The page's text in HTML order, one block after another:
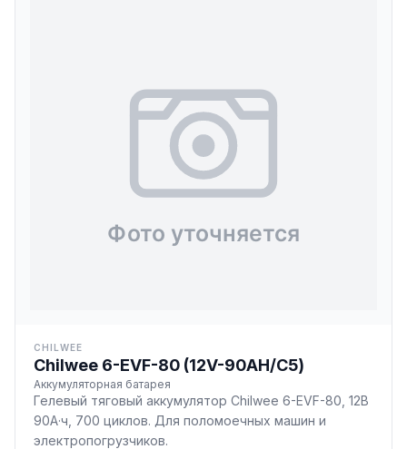
CHILWEE
Chilwee 6-EVF-80 (12V-90AH/С5)
Аккумуляторная батарея
Гелевый тяговый аккумулятор Chilwee 6-EVF-80, 12В
90А·ч, 700 циклов. Для поломоечных машин и
электропогрузчиков.